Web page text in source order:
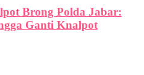
Brong Polda Jabar:
Ganti Knalpot